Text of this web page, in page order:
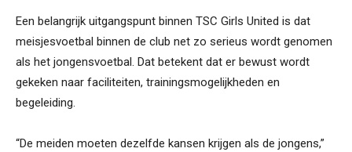
Een belangrijk uitgangspunt binnen TSC Girls United is dat
meisjesvoetbal binnen de club net zo serieus wordt genomen
als het jongensvoetbal. Dat betekent dat er bewust wordt
gekeken naar faciliteiten, trainingsmogelijkheden en
begeleiding.
“De meiden moeten dezelfde kansen krijgen als de jongens,”